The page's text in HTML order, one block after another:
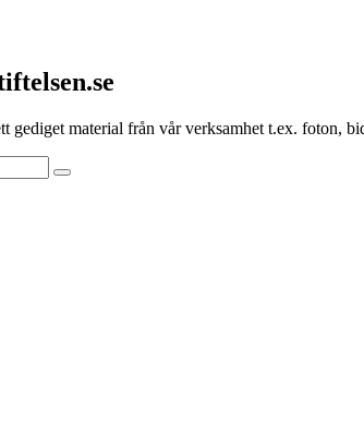
gediget material från vår verksamhet t.ex. foton,